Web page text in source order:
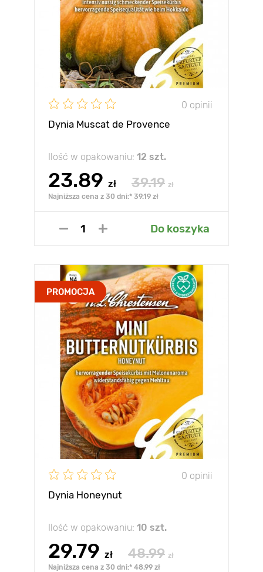
0 opinii
Dynia Muscat de Provence
Ilość w opakowaniu: 12 szt.
23.89 zł 39.19 zł
Najniższa cena z 30 dni:* 39.19 zł
Do koszyka
PROMOCJA
0 opinii
Dynia Honeynut
Ilość w opakowaniu: 10 szt.
29.79 zł 48.99 zł
Najniższa cena z 30 dni:* 48.99 zł